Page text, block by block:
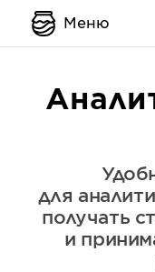
Меню
для
получать
и